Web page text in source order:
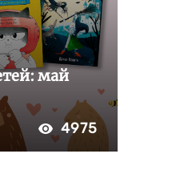
май
4975